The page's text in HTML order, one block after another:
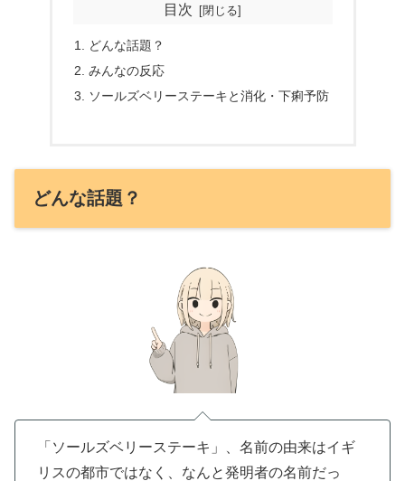
目次
どんな話題？
みんなの反応
ソールズベリーステーキと消化・下痢予防
どんな話題？
「ソールズベリーステーキ」、名前の由来はイギ
リスの都市ではなく、なんと発明者の名前だっ